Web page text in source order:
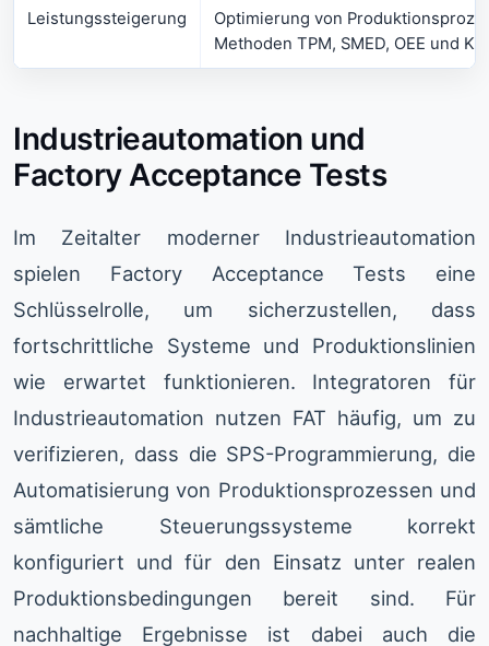
Leistungssteigerung
Optimierung von
Methoden TPM, SMED, OEE und KPI
Industrieautomation und
Factory Acceptance Tests
Im Zeitalter moderner Industrieautomation
spielen Factory Acceptance Tests eine
Schlüsselrolle, um sicherzustellen, dass
fortschrittliche Systeme und Produktionslinien
wie erwartet funktionieren. Integratoren für
Industrieautomation nutzen FAT häufig, um zu
verifizieren, dass die SPS-Programmierung, die
Automatisierung von Produktionsprozessen und
sämtliche Steuerungssysteme korrekt
konfiguriert und für den Einsatz unter realen
Produktionsbedingungen bereit sind. Für
nachhaltige Ergebnisse ist dabei auch die